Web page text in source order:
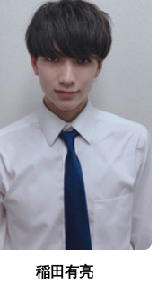
稲田有亮